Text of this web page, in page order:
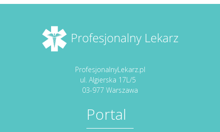
ProfesjonalnyLekarz.pl
ul. Algierska 17L/5
03-977 Warszawa
Portal